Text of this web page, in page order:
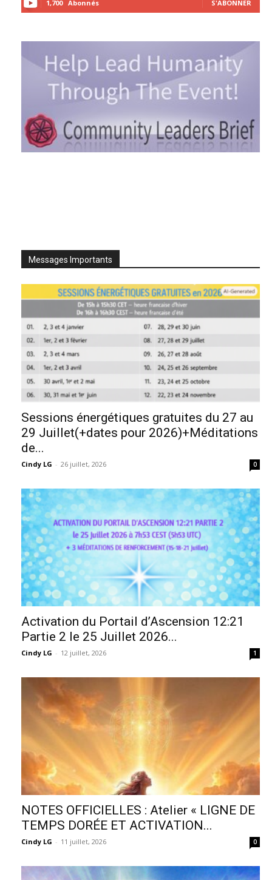
1,700 Abonnés S'ABONNER
Messages Importants
Sessions énergétiques gratuites du 27 au
29 Juillet(+dates pour 2026)+Méditations
de...
Cindy LG - 26 juillet, 2026 0
Activation du Portail d’Ascension 12:21
Partie 2 le 25 Juillet 2026...
Cindy LG - 12 juillet, 2026 1
NOTES OFFICIELLES : Atelier « LIGNE DE
TEMPS DORÉE ET ACTIVATION...
Cindy LG - 11 juillet, 2026 0